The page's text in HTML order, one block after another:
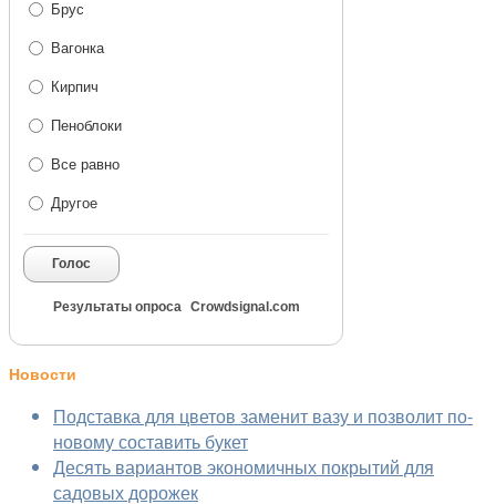
Брус
Вагонка
Кирпич
Пеноблоки
Все равно
Другое
Голос
Результаты опроса Crowdsignal.com
Новости
Подставка для цветов заменит вазу и позволит по-
новому составить букет
Десять вариантов экономичных покрытий для
садовых дорожек